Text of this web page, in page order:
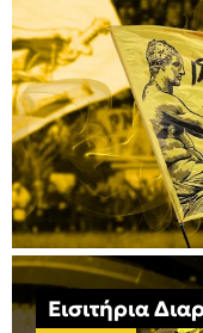
Εισιτήρια